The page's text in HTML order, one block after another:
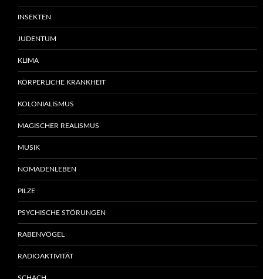
INSEKTEN
JUDENTUM
KLIMA
KÖRPERLICHE KRANKHEIT
KOLONIALISMUS
MAGISCHER REALISMUS
MUSIK
NOMADENLEBEN
PILZE
PSYCHISCHE STÖRUNGEN
RABENVÖGEL
RADIOAKTIVITÄT